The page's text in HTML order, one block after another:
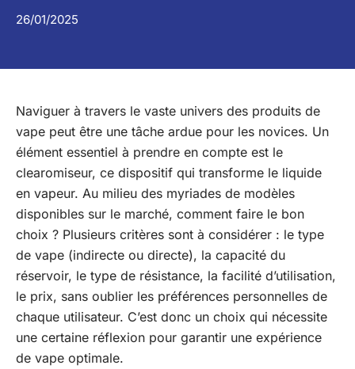
26/01/2025
Naviguer à travers le vaste univers des produits de
vape peut être une tâche ardue pour les novices. Un
élément essentiel à prendre en compte est le
clearomiseur, ce dispositif qui transforme le liquide
en vapeur. Au milieu des myriades de modèles
disponibles sur le marché, comment faire le bon
choix ? Plusieurs critères sont à considérer : le type
de vape (indirecte ou directe), la capacité du
réservoir, le type de résistance, la facilité d’utilisation,
le prix, sans oublier les préférences personnelles de
chaque utilisateur. C’est donc un choix qui nécessite
une certaine réflexion pour garantir une expérience
de vape optimale.